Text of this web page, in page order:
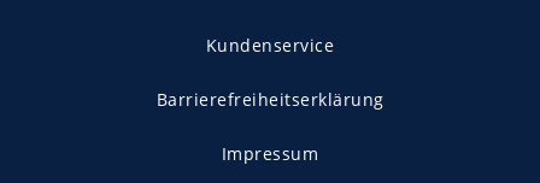
Kundenservice
Barrierefreiheitserklärung
Impressum